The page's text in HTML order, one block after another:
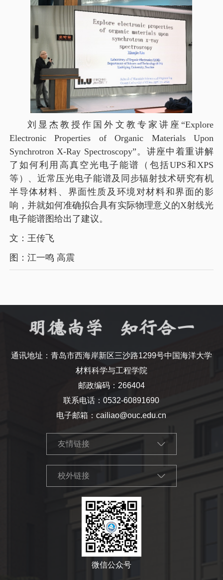
刘显杰教授作国外文教专家讲座“Explore
Electronic Properties of Organic Materials Upon
Synchrotron X-Ray Spectroscopy”。讲座中着重讲解
了如何利用高真空光电子能谱（包括UPS和XPS
等）、近常压光电子能谱及同步辐射技术研究有机
半导体材料、界面性质及环境对材料和界面的影
响，并就如何准确拟合具有实际物理意义的X射线光
电子能谱图给出了建议。
文：王传飞
图：江一鸣 高震
通讯地址：青岛市西海岸新区三沙路1299号中国海洋大学
材料科学与工程学院
邮政编码：266404
联系电话：0532-60891690
电子邮箱：cailiao@ouc.edu.cn
友情链接
校外链接
微信公众号